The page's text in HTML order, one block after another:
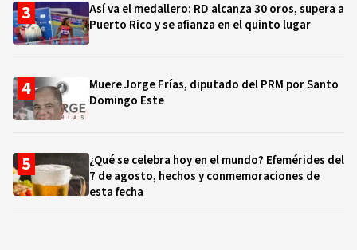
Así va el medallero: RD alcanza 30 oros, supera a
Puerto Rico y se afianza en el quinto lugar
Muere Jorge Frías, diputado del PRM por Santo
Domingo Este
¿Qué se celebra hoy en el mundo? Efemérides del
7 de agosto, hechos y conmemoraciones de
esta fecha